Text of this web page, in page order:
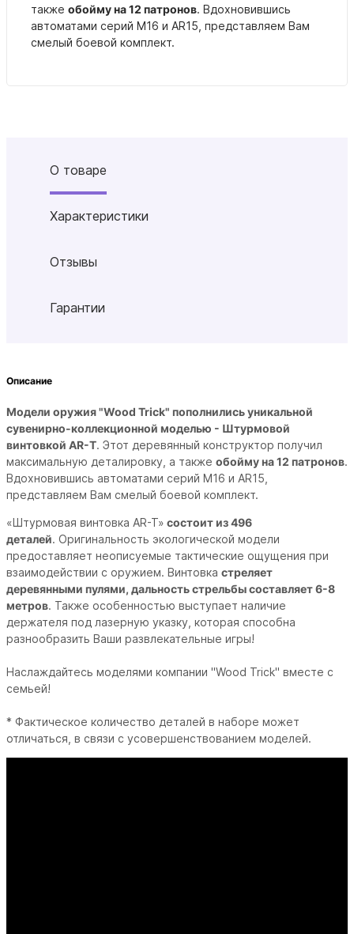
также обойму на 12 патронов. Вдохновившись
автоматами серий М16 и AR15, представляем Вам
смелый боевой комплект.
О товаре
Характеристики
Отзывы
Гарантии
Описание
Модели оружия "Wood Trick" пополнились уникальной
сувенирно-коллекционной моделью - Штурмовой
винтовкой AR-T. Этот деревянный конструктор получил
максимальную деталировку, а также обойму на 12 патронов.
Вдохновившись автоматами серий М16 и AR15,
представляем Вам смелый боевой комплект.
«Штурмовая винтовка AR-T» состоит из 496
деталей. Оригинальность экологической модели
предоставляет неописуемые тактические ощущения при
взаимодействии с оружием. Винтовка стреляет
деревянными пулями, дальность стрельбы составляет 6-8
метров. Также особенностью выступает наличие
держателя под лазерную указку, которая способна
разнообразить Ваши развлекательные игры!
Наслаждайтесь моделями компании "Wood Trick" вместе с
семьей!
* Фактическое количество деталей в наборе может
отличаться, в связи с усовершенствованием моделей.